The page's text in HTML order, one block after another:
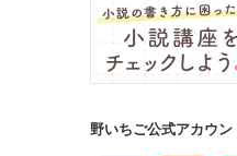
野いちご公式アカウン